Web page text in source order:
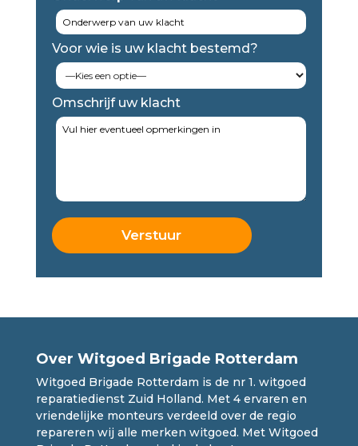
Voor wie is uw klacht bestemd?
Omschrijf uw klacht
Over Witgoed Brigade Rotterdam
Witgoed Brigade Rotterdam is de nr 1. witgoed
reparatiedienst Zuid Holland. Met 4 ervaren en
vriendelijke monteurs verdeeld over de regio
repareren wij alle merken witgoed. Met Witgoed